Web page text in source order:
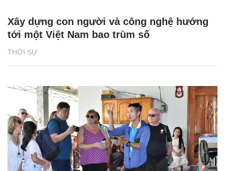
THỜI SỰ
Xây dựng con người và công nghệ hướng
tới một Việt Nam bao trùm số